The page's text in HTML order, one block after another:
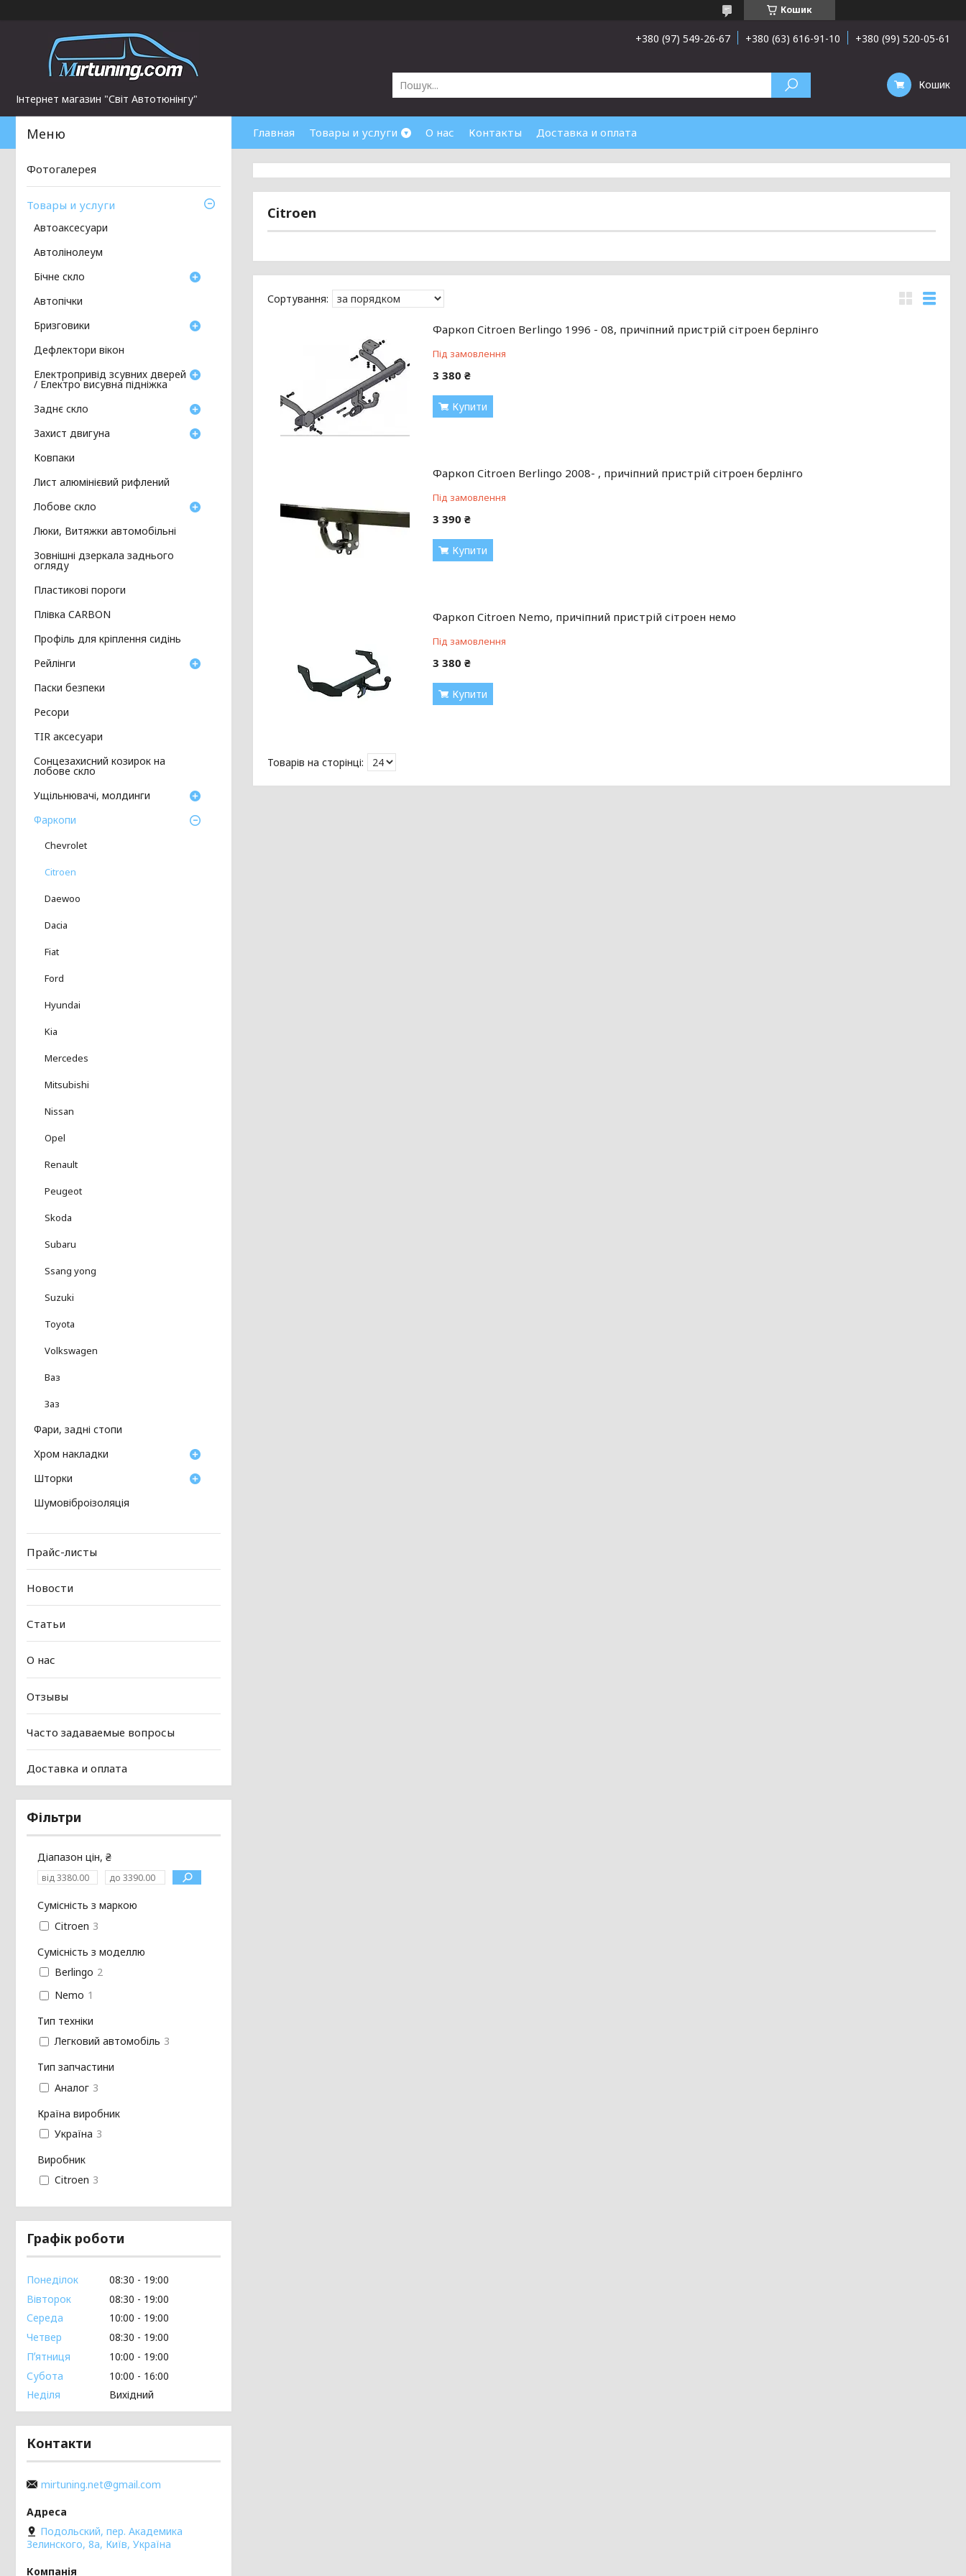
Кошик
Інтернет магазин "Світ Автотюнінгу"
+380 (97) 549-26-67 +380 (63) 616-91-10 +380 (99) 520-05-61
Кошик
Главная Товары и услуги О нас Контакты Доставка и оплата
Citroen
Фаркоп Citroen Berlingo 1996 - 08, причіпний пристрій сітроен берлінго
Під замовлення
3 380 ₴
Купити
Фаркоп Citroen Berlingo 2008- , причіпний пристрій сітроен берлінго
Під замовлення
3 390 ₴
Купити
Фаркоп Citroen Nemo, причіпний пристрій сітроен немо
Під замовлення
3 380 ₴
Купити
Фотогалерея
Товары и услуги
Автоаксесуари
Автолінолеум
Бічне скло
Автопічки
Бризговики
Дефлектори вікон
Електропривід зсувних дверей
/ Електро висувна підніжка
Заднє скло
Захист двигуна
Ковпаки
Лист алюмінієвий рифлений
Лобове скло
Люки, Витяжки автомобільні
Зовнішні дзеркала заднього
огляду
Пластикові пороги
Плівка CARBON
Профіль для кріплення сидінь
Рейлінги
Паски безпеки
Ресори
TIR аксесуари
Сонцезахисний козирок на
лобове скло
Ущільнювачі, молдинги
Фаркопи
Chevrolet
Citroen
Daewoo
Dacia
Fiat
Ford
Hyundai
Kia
Mercedes
Mitsubishi
Nissan
Opel
Renault
Peugeot
Skoda
Subaru
Ssang yong
Suzuki
Toyota
Volkswagen
Ваз
Заз
Фари, задні стопи
Хром накладки
Шторки
Шумовіброізоляція
Прайс-листы
Новости
Статьи
О нас
Отзывы
Часто задаваемые вопросы
Доставка и оплата
Фільтри
Діапазон цін, ₴
Сумісність з маркою
Citroen 3
Сумісність з моделлю
Berlingo 2
Nemo 1
Тип техніки
Легковий автомобіль 3
Тип запчастини
Аналог 3
Країна виробник
Україна 3
Виробник
Citroen 3
Графік роботи
Понеділок 08:30
19:00
Вівторок
08:30
19:00
Середа
10:00
19:00
Четвер
08:30
19:00
Пʼятниця
10:00
19:00
Субота
10:00
16:00
Неділя
Вихідний
Контакти
mirtuning.net@gmail.com
Подольский, пер. Академика
Зелинского, 8а, Київ, Україна